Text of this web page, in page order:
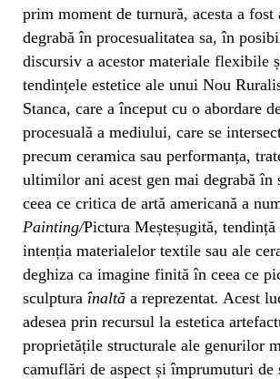
prim moment de turnură, acesta a fost
degrabă în procesualitatea sa, în
discursiv a acestor materiale flexibile
tendințele estetice ale unui Nou
Stanca, care a început cu o abordare
procesuală a mediului, care se
precum ceramica sau performanța,
ultimilor ani acest gen mai degrabă în
ceea ce critica de artă americană a
Painting/Pictura Meșteșugită, tendință
intenția materialelor textile sau ale
deghiza ca imagine finită în ceea ce
sculptura înaltă a reprezentat. Acest
adesea prin recursul la estetica
proprietățile structurale ale genurilor
camuflări de aspect și împrumuturi de